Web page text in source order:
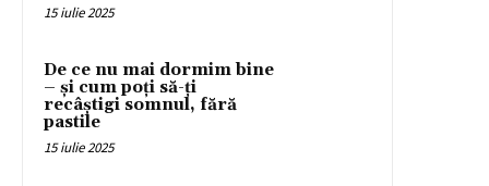
15 iulie 2025
De ce nu mai dormim bine
– și cum poți să-ți
recâștigi somnul, fără
pastile
15 iulie 2025